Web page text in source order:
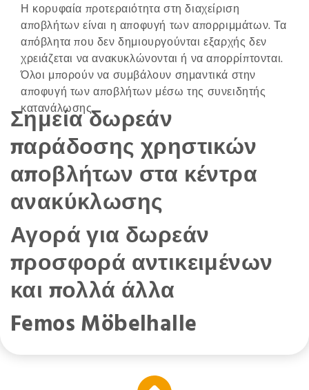
Η κορυφαία προτεραιότητα στη διαχείριση
αποβλήτων είναι η αποφυγή των απορριμμάτων. Τα
απόβλητα που δεν δημιουργούνται εξαρχής δεν
χρειάζεται να ανακυκλώνονται ή να απορρίπτονται.
Όλοι μπορούν να συμβάλουν σημαντικά στην
αποφυγή των αποβλήτων μέσω της συνειδητής
κατανάλωσης.
Σημεία δωρεάν
παράδοσης χρηστικών
αποβλήτων στα κέντρα
ανακύκλωσης
Αγορά για δωρεάν
προσφορά αντικειμένων
και πολλά άλλα
Femos Möbelhalle